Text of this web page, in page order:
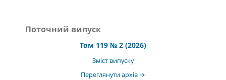
Поточний випуск
Том 119 № 2 (2026)
Зміст випуску
Переглянути архів →